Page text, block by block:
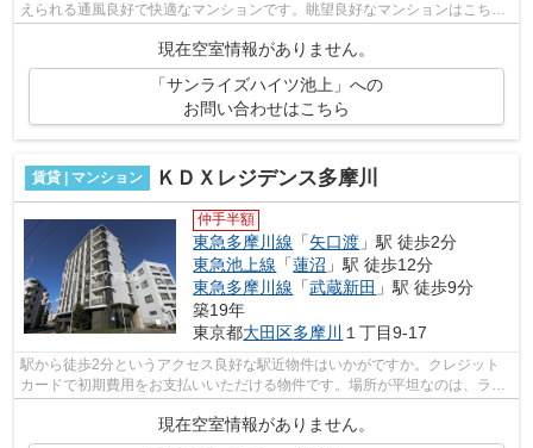
えられる通風良好で快適なマンションです。眺望良好なマンションはこちら
現在空室情報がありません。
「サンライズハイツ池上」への
お問い合わせはこちら
賃貸 | マンション ＫＤＸレジデンス多摩川
仲手半額
東急多摩川線 「矢口渡 」駅 徒歩2分
東急池上線 「蓮沼 」駅 徒歩12分
東急多摩川線 「武蔵新田 」駅 徒歩9分
築19年
東京都大田区多摩川 １丁目9-17
駅から徒歩2分というアクセス良好な駅近物件はいかがですか。クレジット
カードで初期費用をお支払いいただける物件です。場所が平坦なのは、ラン
ニングをする上で抑えたいポイントです...
現在空室情報がありません。